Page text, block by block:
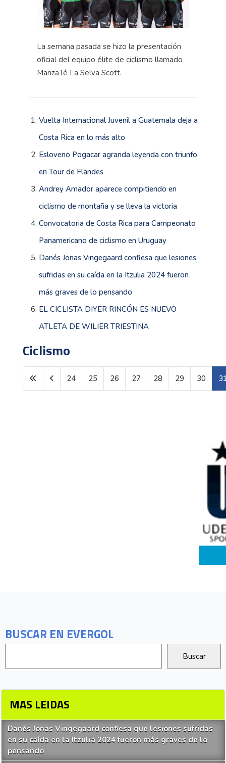
BUSCAR EN EVERGOL
MAS LEIDAS
Danés Jonas Vingegaard confiesa que lesiones sufridas
en su caída en la Itzulia 2024 fueron más graves de lo
pensando
La semana pasada se hizo la presentación
oficial del equipo élite de ciclismo llamado
ManzaTé La Selva Scott.
Vuelta Internacional Juvenil a Guatemala deja a
Costa Rica en lo más alto
Esloveno Pogacar agranda leyenda con triunfo
en Tour de Flandes
Andrey Amador aparece compitiendo en
ciclismo de montaña y se lleva la victoria
Convocatoria de Costa Rica para Campeonato
Panamericano de ciclismo en Uruguay
Danés Jonas Vingegaard confiesa que lesiones
sufridas en su caída en la Itzulia 2024 fueron
más graves de lo pensando
EL CICLISTA DIYER RINCÓN ES NUEVO
ATLETA DE WILIER TRIESTINA
Ciclismo
Página 31 de 33
24 25 26 27 28 29 30